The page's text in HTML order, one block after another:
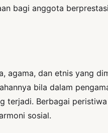
bagi anggota
agama, dan etnis yang
bila dalam
terjadi. Berbagai
sosial.